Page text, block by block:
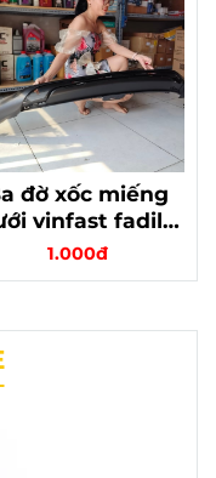
đờ xốc miếng
vinfast fadil -
sản phẩm chất
1.000đ